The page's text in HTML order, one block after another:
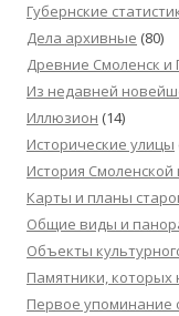
Губернские
Дела архивные (80)
Древние Смоленск и
Из недавней
Иллюзион (14)
Исторические улицы
История Смоленской
Карты и планы
Общие виды и
Объекты
Памятники, которых
Первое упоминание